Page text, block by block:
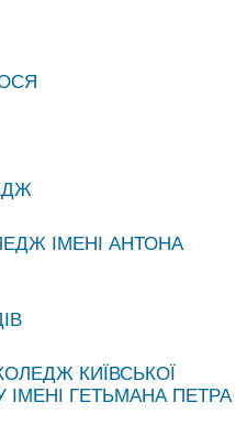
ІМЕНІ АНТОНА
КИЇВСЬКОЇ
ГЕТЬМАНА ПЕТРА